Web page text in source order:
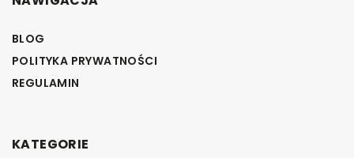
BLOG
POLITYKA PRYWATNOŚCI
REGULAMIN
KATEGORIE